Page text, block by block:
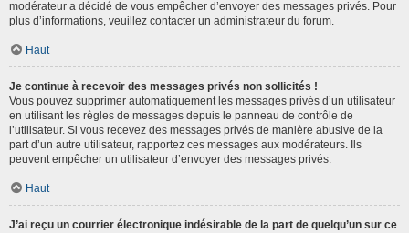
modérateur a décidé de vous empêcher d’envoyer des messages privés. Pour
plus d’informations, veuillez contacter un administrateur du forum.
Haut
Je continue à recevoir des messages privés non sollicités !
Vous pouvez supprimer automatiquement les messages privés d’un utilisateur
en utilisant les règles de messages depuis le panneau de contrôle de
l’utilisateur. Si vous recevez des messages privés de manière abusive de la
part d’un autre utilisateur, rapportez ces messages aux modérateurs. Ils
peuvent empêcher un utilisateur d’envoyer des messages privés.
Haut
J’ai reçu un courrier électronique indésirable de la part de quelqu’un sur ce